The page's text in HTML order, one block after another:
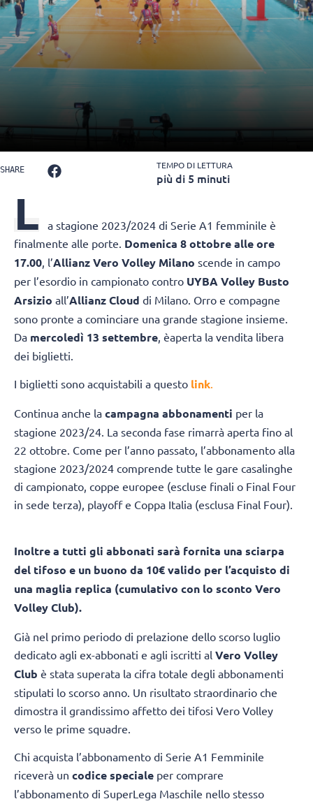
SHARE TEMPO DI LETTURA
più di 5 minuti
L
a stagione 2023/2024 di Serie A1 femminile è
finalmente alle porte. Domenica 8 ottobre alle ore
17.00, l’Allianz Vero Volley Milano scende in campo
per l’esordio in campionato contro UYBA Volley Busto
Arsizio all’Allianz Cloud di Milano. Orro e compagne
sono pronte a cominciare una grande stagione insieme.
Da mercoledì 13 settembre, èaperta la vendita libera
dei biglietti.
I biglietti sono acquistabili a questo link.
Continua anche la campagna abbonamenti per la
stagione 2023/24. La seconda fase rimarrà aperta fino al
22 ottobre. Come per l’anno passato, l’abbonamento alla
stagione 2023/2024 comprende tutte le gare casalinghe
di campionato, coppe europee (escluse finali o Final Four
in sede terza), playoff e Coppa Italia (esclusa Final Four).
Inoltre a tutti gli abbonati sarà fornita una sciarpa
del tifoso e un buono da 10€ valido per l’acquisto di
una maglia replica (cumulativo con lo sconto Vero
Volley Club).
Già nel primo periodo di prelazione dello scorso luglio
dedicato agli ex-abbonati e agli iscritti al Vero Volley
Club è stata superata la cifra totale degli abbonamenti
stipulati lo scorso anno. Un risultato straordinario che
dimostra il grandissimo affetto dei tifosi Vero Volley
verso le prime squadre.
Chi acquista l’abbonamento di Serie A1 Femminile
riceverà un codice speciale per comprare
l’abbonamento di SuperLega Maschile nello stesso